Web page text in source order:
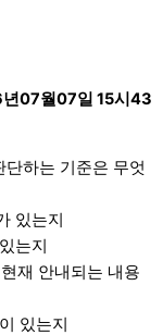
년07월07일 15시43
하는 기준은 무엇
있는지
는지
재 안내되는 내용
있는지